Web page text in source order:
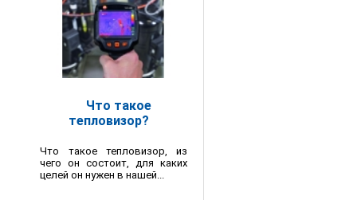
Что такое
тепловизор?
Что такое тепловизор, из
чего он состоит, для каких
целей он нужен в нашей...